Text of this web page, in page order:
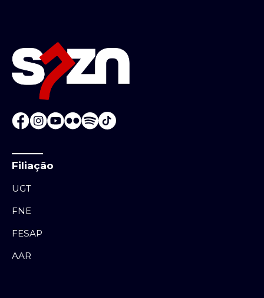
Filiação
UGT
FNE
FESAP
AAR